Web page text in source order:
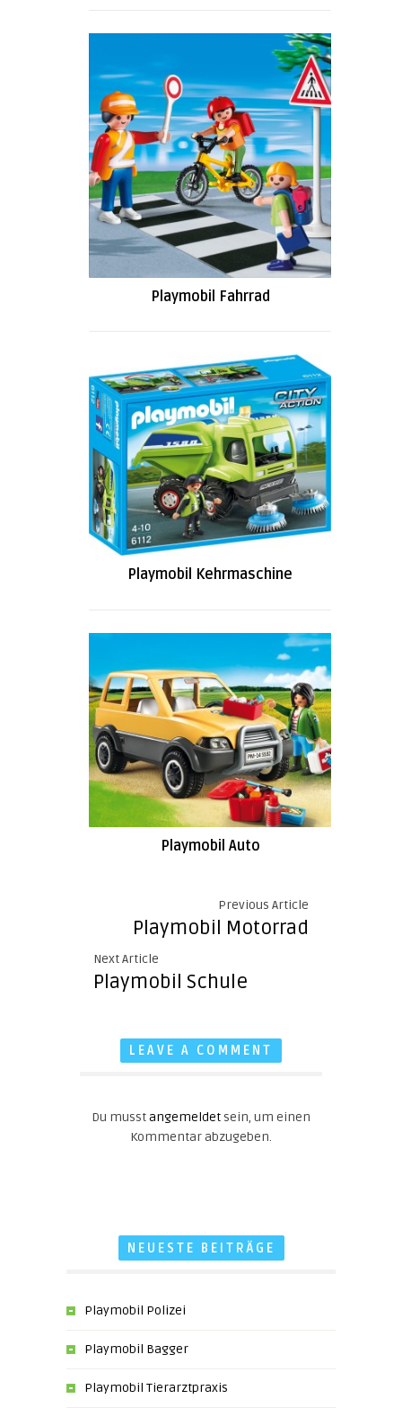
Playmobil Fahrrad
Playmobil Kehrmaschine
Playmobil Auto
Previous Article
Playmobil Motorrad
Next Article
Playmobil Schule
LEAVE A COMMENT
Du musstangemeldet sein, um einen
Kommentar abzugeben.
NEUESTE BEITRÄGE
Playmobil Polizei
Playmobil Bagger
Playmobil Tierarztpraxis